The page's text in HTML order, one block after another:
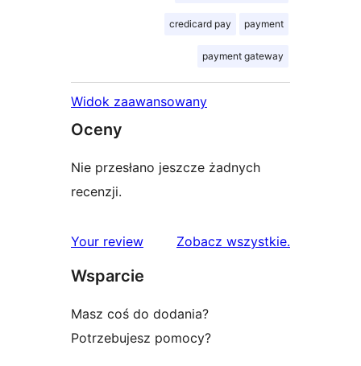
credicard pay payment
payment gateway
Widok zaawansowany
Oceny
Nie przesłano jeszcze żadnych
recenzji.
Your review Zobacz wszystkierecenzje
.
Wsparcie
Masz coś do dodania?
Potrzebujesz pomocy?